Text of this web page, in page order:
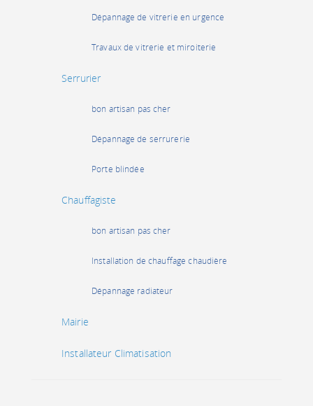
Dépannage de vitrerie en urgence
Travaux de vitrerie et miroiterie
Serrurier
bon artisan pas cher
Dépannage de serrurerie
Porte blindée
Chauffagiste
bon artisan pas cher
Installation de chauffage chaudière
Dépannage radiateur
Mairie
Installateur Climatisation